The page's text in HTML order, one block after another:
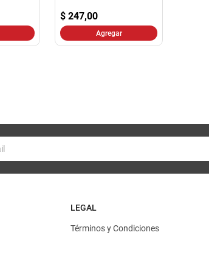
$ 247,00
Agregar
LEGAL
Términos y Condiciones